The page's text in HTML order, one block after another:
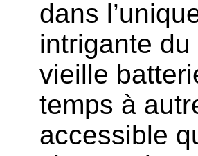
dans
intrigante
vieille
temps à
accessible